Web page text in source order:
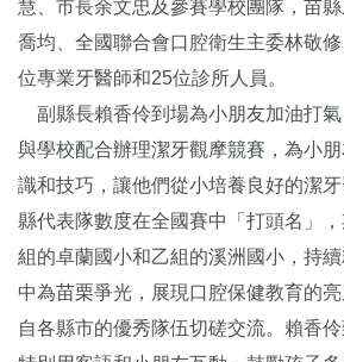
慧、市長余文忠及參賽學校團隊，苗
喬均、全國聯合會口腔衛生主委林敬
位專業牙醫師和25位診所人員。
副縣長賴香伶到場為小朋友加油打
與學校配合辦理潔牙觀摩競賽，為小
識和技巧，讓他們從小培養良好的潔
縣代表隊數度在全國賽中「打頭名」
組的卓蘭國小和乙組的溪洲國小，持
中為苗栗爭光，展現口腔保健教育的
自各縣市的優秀隊伍切磋交流。賴香